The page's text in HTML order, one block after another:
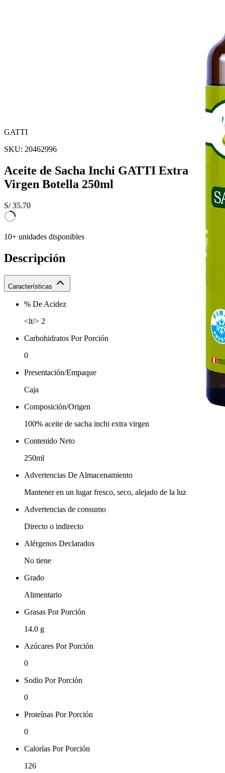
GATTI
SKU: 20462996
Aceite de Sacha Inchi GATTI Extra
Virgen Botella 250ml
S/35.70
10+ unidades disponibles
Descripción
Características
% De Acidez
<lt/> 2
Carbohidratos Por Porción
0
Presentación/Empaque
Caja
Composición/Origen
100% aceite de sacha inchi extra virgen
Contenido Neto
250ml
Advertencias De Almacenamiento
Mantener en un lugar fresco, seco, alejado de la luz
Advertencias de consumo
Directo o indirecto
Alérgenos Declarados
No tiene
Grado
Alimentario
Grasas Por Porción
14.0 g
Azúcares Por Porción
0
Sodio Por Porción
0
Proteínas Por Porción
0
Calorías Por Porción
126